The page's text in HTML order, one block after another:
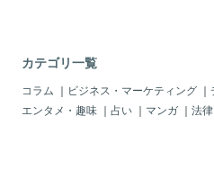
心のヤツ？」じゃん。そりゃ「世界屈指
のアスリート」は、大会でチカラでない
ぞよ。まさか「フランス」の狙い（ね
い）なのかい？でも、「部屋は暑いし、
食事はマズイ？」とかって、ダメじゃ
カテゴリ一覧
コラム ｜ ビジネス・マーケティング ｜
エンタメ・趣味 ｜ 占い ｜ マンガ ｜ 法